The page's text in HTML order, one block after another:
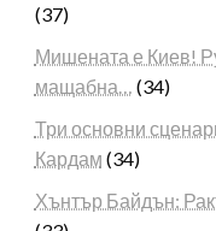
(37)
Мишената е Киев!
мащабна… (34)
Три основни
Кардам (34)
Хънтър Байдън: